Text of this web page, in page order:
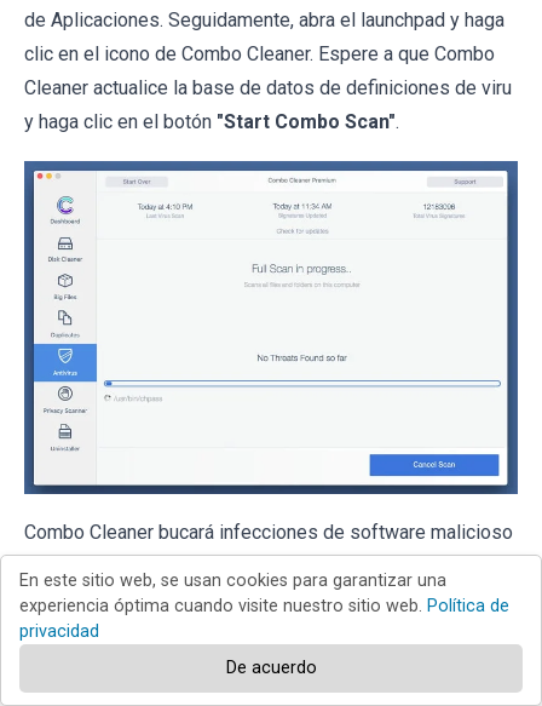
de Aplicaciones. Seguidamente, abra el launchpad y haga
clic en el icono de Combo Cleaner. Espere a que Combo
Cleaner actualice la base de datos de definiciones de viru
y haga clic en el botón "Start Combo Scan".
Combo Cleaner bucará infecciones de software malicioso
threats found", quiere decir que puede continuar con la
guía de desinfección; de lo contrario, se recomineda
eliminar las infecciones encontradas antes de continuar.
En este sitio web, se usan cookies para garantizar una
experiencia óptima cuando visite nuestro sitio web. Política de
privacidad
De acuerdo